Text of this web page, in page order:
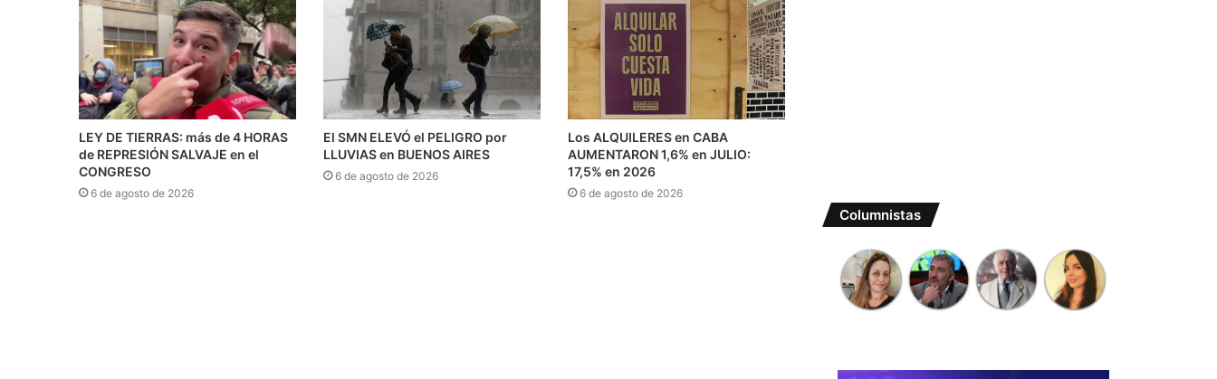
LEY DE TIERRAS: más de 4 HORAS
de REPRESIÓN SALVAJE en el
CONGRESO
6 de agosto de 2026
El SMN ELEVÓ el PELIGRO por
LLUVIAS en BUENOS AIRES
6 de agosto de 2026
Los ALQUILERES en CABA
AUMENTARON 1,6% en JULIO:
17,5% en 2026
6 de agosto de 2026
Columnistas